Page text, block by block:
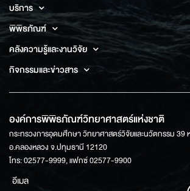
บริการ
พิพิธภัณฑ์
คลังความรู้และงานวิจัย
กิจกรรมและข่าวสาร
องค์การพิพิธภัณฑ์วิทยาศาสตร์แห่งชาติ
กระทรวงการอุดมศึกษา วิทยาศาสตร์วิจัยและนวัตกรรม 39
อ.คลองหลวง จ.ปทุมธานี 12120
โทร: 02577-9999, แฟกซ์ 02577-9900
อีเมล